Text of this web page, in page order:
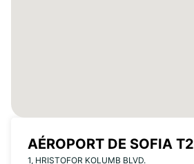
AÉROPORT DE SOFIA T2
1, HRISTOFOR KOLUMB BLVD.